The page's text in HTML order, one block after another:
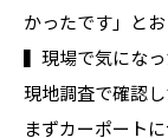
かったです」と
▍現場で気になっ
現地調査で確認
まずカーポート